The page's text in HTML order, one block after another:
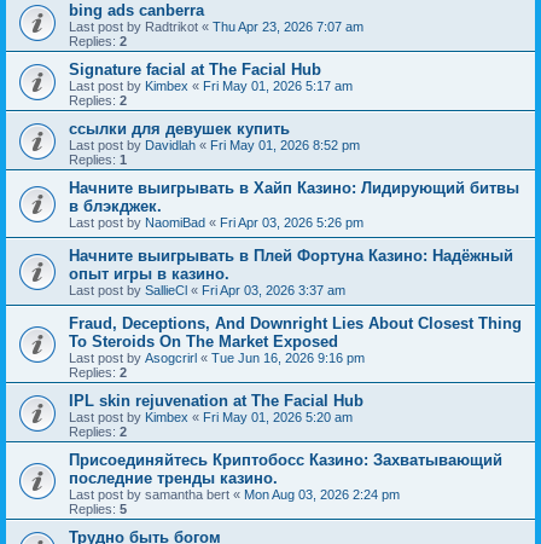
bing ads canberra
Last post by Radtrikot « Thu Apr 23, 2026 7:07 am
Replies: 2
Signature facial at The Facial Hub
Last post by Kimbex « Fri May 01, 2026 5:17 am
Replies: 2
ссылки для девушек купить
Last post by Davidlah « Fri May 01, 2026 8:52 pm
Replies: 1
Начните выигрывать в Хайп Казино: Лидирующий битвы
в блэкджек.
Last post by NaomiBad « Fri Apr 03, 2026 5:26 pm
Начните выигрывать в Плей Фортуна Казино: Надёжный
опыт игры в казино.
Last post by SallieCl « Fri Apr 03, 2026 3:37 am
Fraud, Deceptions, And Downright Lies About Closest Thing
To Steroids On The Market Exposed
Last post by Asogcrirl « Tue Jun 16, 2026 9:16 pm
Replies: 2
IPL skin rejuvenation at The Facial Hub
Last post by Kimbex « Fri May 01, 2026 5:20 am
Replies: 2
Присоединяйтесь Криптобосс Казино: Захватывающий
последние тренды казино.
Last post by samantha bert « Mon Aug 03, 2026 2:24 pm
Replies: 5
Трудно быть богом